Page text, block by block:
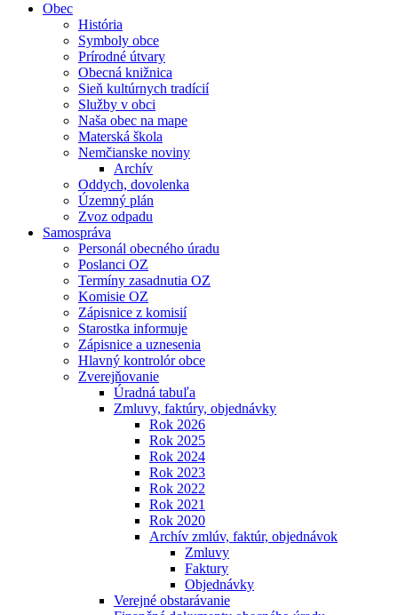
Obec
História
Symboly obce
Prírodné útvary
Obecná knižnica
Sieň kultúrnych tradícií
Služby v obci
Naša obec na mape
Materská škola
Nemčianske noviny
Archív
Oddych, dovolenka
Územný plán
Zvoz odpadu
Samospráva
Personál obecného úradu
Poslanci OZ
Termíny zasadnutia OZ
Komisie OZ
Zápisnice z komisií
Starostka informuje
Zápisnice a uznesenia
Hlavný kontrolór obce
Zverejňovanie
Úradná tabuľa
Zmluvy, faktúry, objednávky
Rok 2026
Rok 2025
Rok 2024
Rok 2023
Rok 2022
Rok 2021
Rok 2020
Archív zmlúv, faktúr, objednávok
Zmluvy
Faktury
Objednávky
Verejné obstarávanie